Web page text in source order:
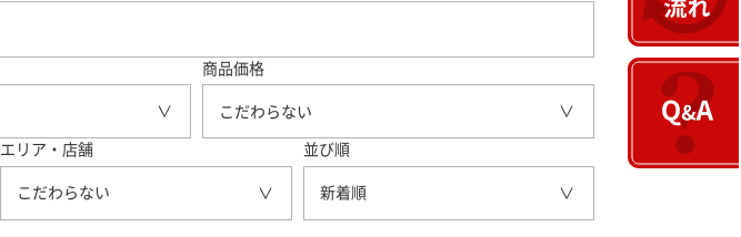
商品価格
こだわらない
エリア・店舗
こだわらない
並び順
新着順